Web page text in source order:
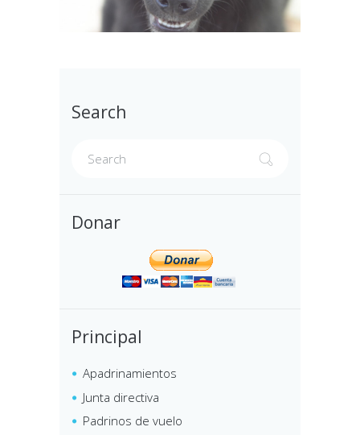
Search
Donar
Principal
Apadrinamientos
Junta directiva
Padrinos de vuelo